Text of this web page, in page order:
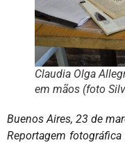
Claudia Olga
em mãos (foto
Buenos Aires, 23 de
Reportagem